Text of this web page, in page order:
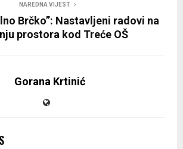
NAREDNA VIJEST
Brčko”: Nastavljeni radovi na
prostora kod Treće OŠ
Gorana Krtinić